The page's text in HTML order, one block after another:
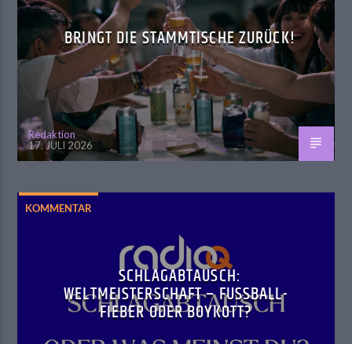
BRINGT DIE STAMMTISCHE ZURÜCK!
Redaktion
17. JULI 2026
KOMMENTAR
SCHLAGABTAUSCH:
WELTMEISTERSCHAFT – FUSSBALL-F
IEBER ODER BOYKOTT?